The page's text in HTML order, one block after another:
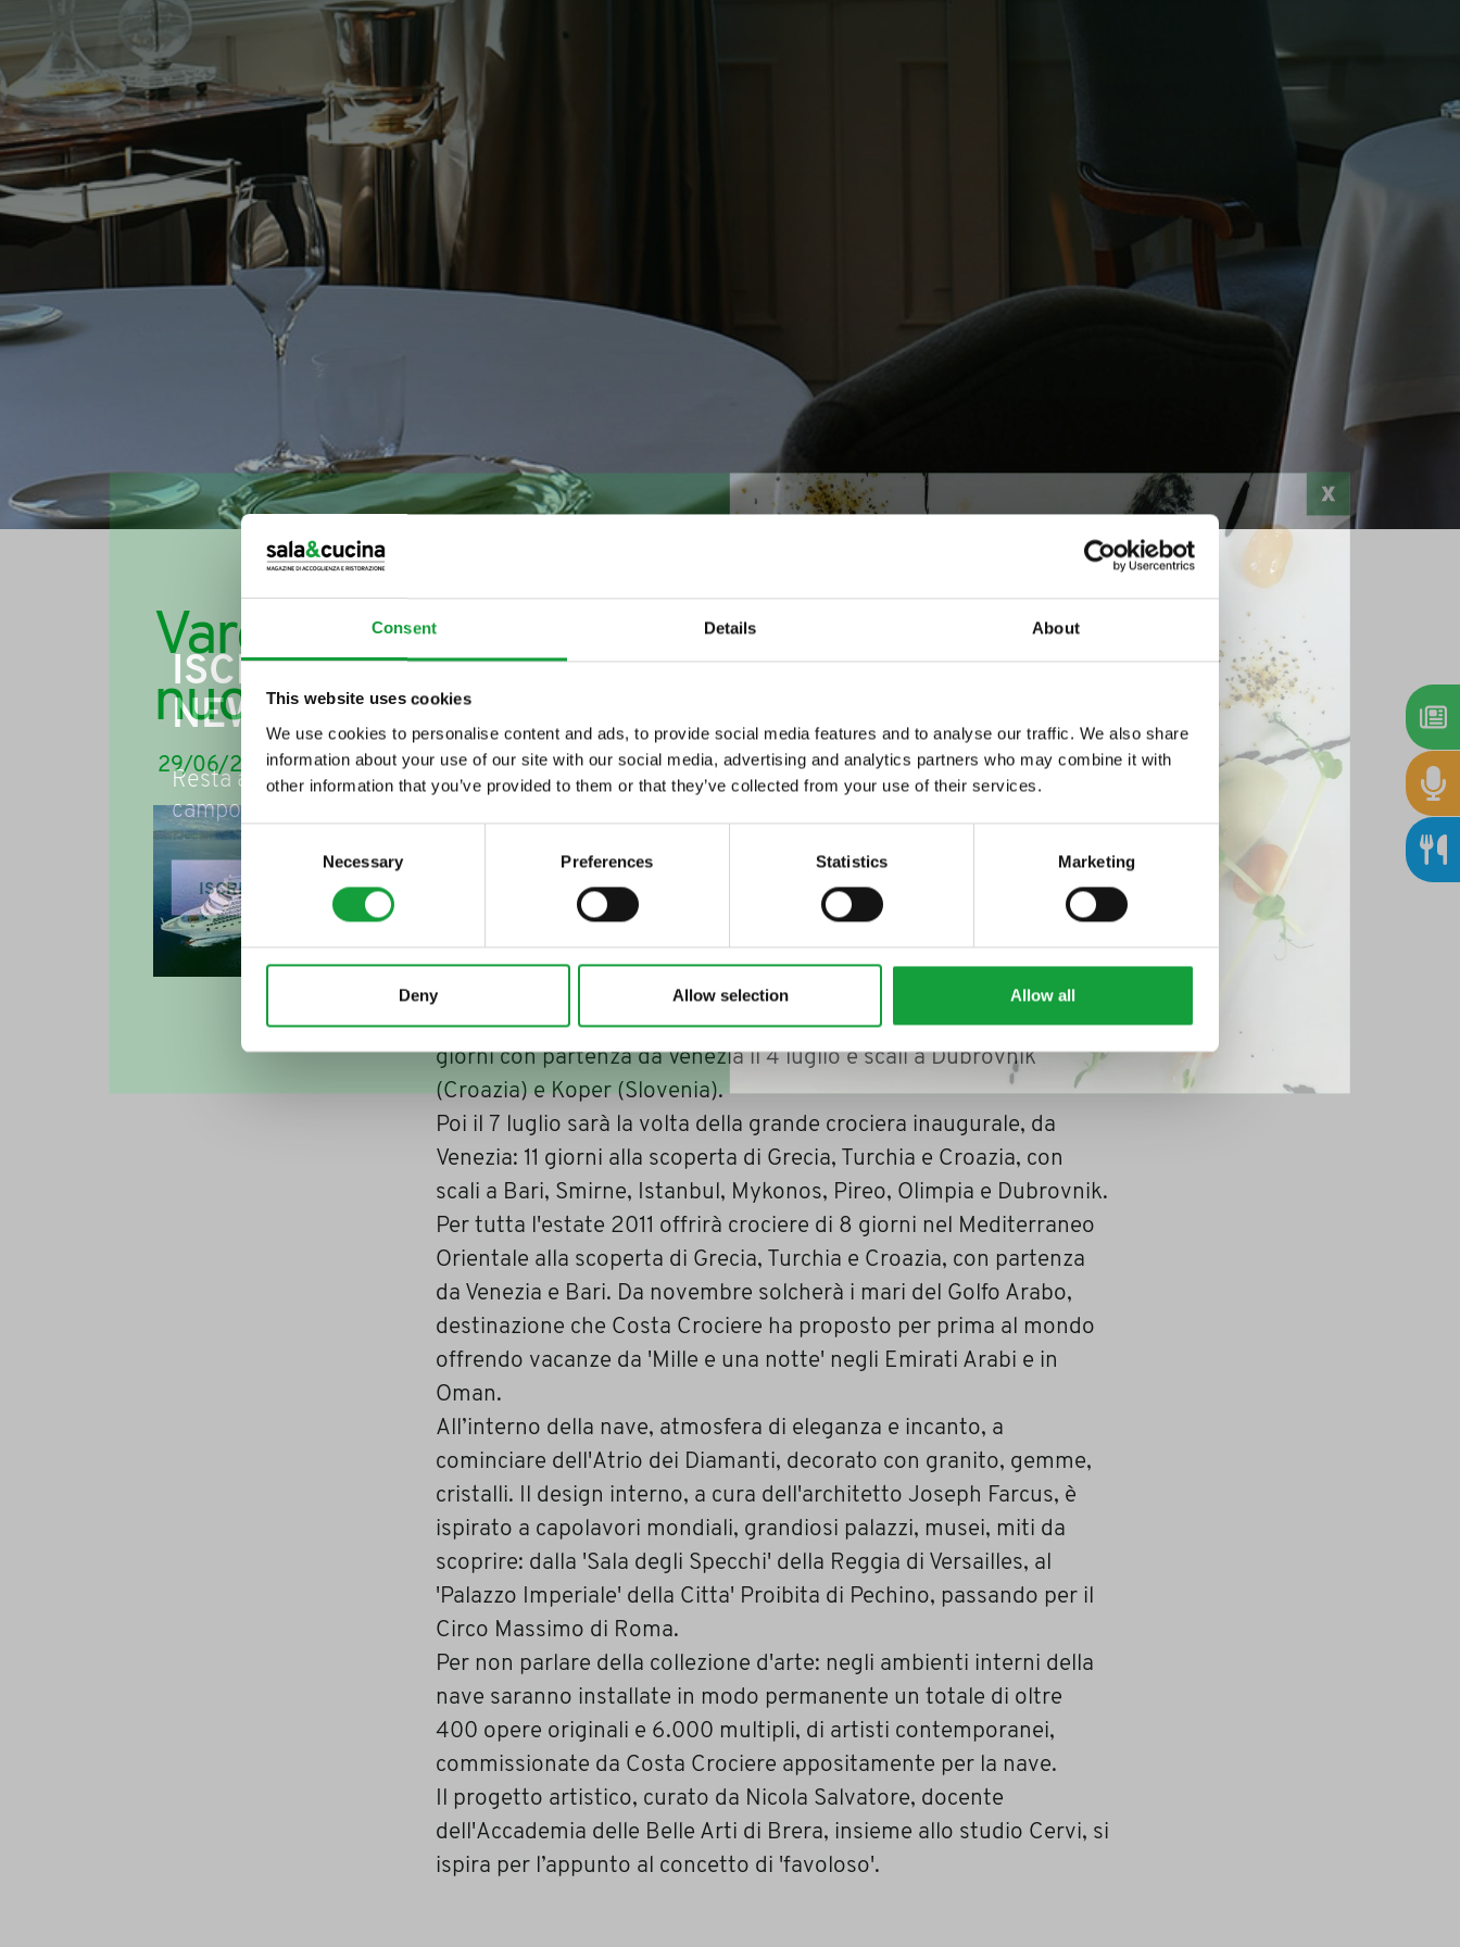
Consent Details About
This website uses cookies
We use cookies to personalise content and ads, to provide social media features and to analyse our traffic. We also share
information about your use of our site with our social media, advertising and analytics partners who may combine it with
other information that you’ve provided to them or that they’ve collected from your use of their services.
Consent
Selection
Necessary Preferences Statistics Marketing
Deny Allow selection Allow all
Varo il 4 luglio per Favolosa la
nuova nave di Costa Crociere
29/06/2011
Costa Favolosa è la nuova ammiraglia di Costa Crociere, la più
grande nave da crociera battente bandiera italiana è pronta per il
debutto che si terrà il 4 luglio a Venezia nell'anno del 150°
anniversario nell'Unità d'Italia.
è interamente costruita in Italia da Fincantieri, nel cantiere di
Marghera, e debutterà con una minicrociera di vernissage. Tre
giorni con partenza da Venezia il 4 luglio e scali a Dubrovnik
(Croazia) e Koper (Slovenia).
Poi il 7 luglio sarà la volta della grande crociera inaugurale, da
Venezia: 11 giorni alla scoperta di Grecia, Turchia e Croazia, con
scali a Bari, Smirne, Istanbul, Mykonos, Pireo, Olimpia e Dubrovnik.
Per tutta l'estate 2011 offrirà crociere di 8 giorni nel Mediterraneo
Orientale alla scoperta di Grecia, Turchia e Croazia, con partenza
da Venezia e Bari. Da novembre solcherà i mari del Golfo Arabo,
destinazione che Costa Crociere ha proposto per prima al mondo
offrendo vacanze da 'Mille e una notte' negli Emirati Arabi e in
Oman.
All’interno della nave, atmosfera di eleganza e incanto, a
cominciare dell'Atrio dei Diamanti, decorato con granito, gemme,
cristalli. Il design interno, a cura dell'architetto Joseph Farcus, è
ispirato a capolavori mondiali, grandiosi palazzi, musei, miti da
scoprire: dalla 'Sala degli Specchi' della Reggia di Versailles, al
'Palazzo Imperiale' della Citta' Proibita di Pechino, passando per il
Circo Massimo di Roma.
Per non parlare della collezione d'arte: negli ambienti interni della
nave saranno installate in modo permanente un totale di oltre
400 opere originali e 6.000 multipli, di artisti contemporanei,
commissionate da Costa Crociere appositamente per la nave.
Il progetto artistico, curato da Nicola Salvatore, docente
dell'Accademia delle Belle Arti di Brera, insieme allo studio Cervi, si
ispira per l’appunto al concetto di 'favoloso'.
ISCRIVITI ALLA
NEWSLETTER
Resta aggiornato su tutte le ultime novita nel
campo della ristorazione e del food.
ISCRIVITI